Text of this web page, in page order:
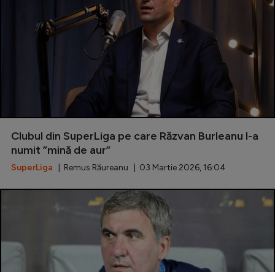
Clubul din SuperLiga pe care Răzvan Burleanu l-a
numit ”mină de aur”
SuperLiga | Remus Răureanu | 03 Martie 2026, 16:04